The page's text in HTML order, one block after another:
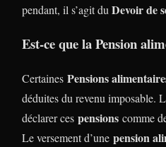
pendant, il s’agit du Devoir de
Est-ce que la Pension
Certaines Pensions
déduites du revenu imposable.
déclarer ces pensions comme
Le versement d’une pension